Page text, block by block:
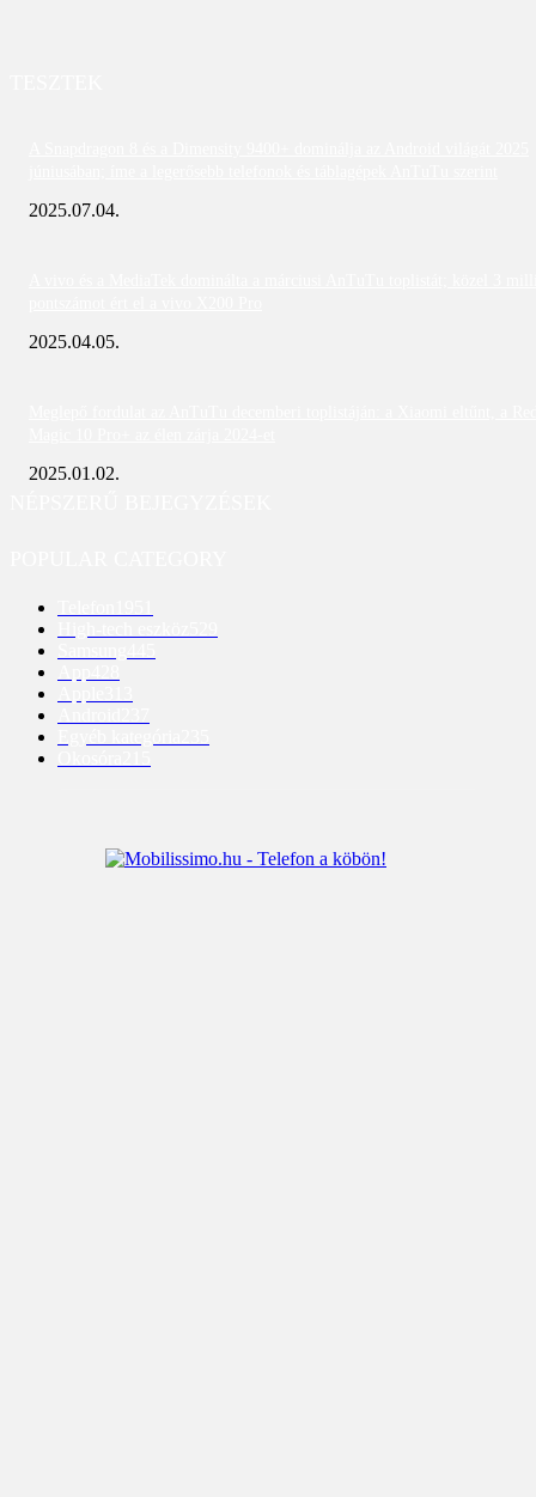
2025.07.04.
2025.04.05.
2025.01.02.